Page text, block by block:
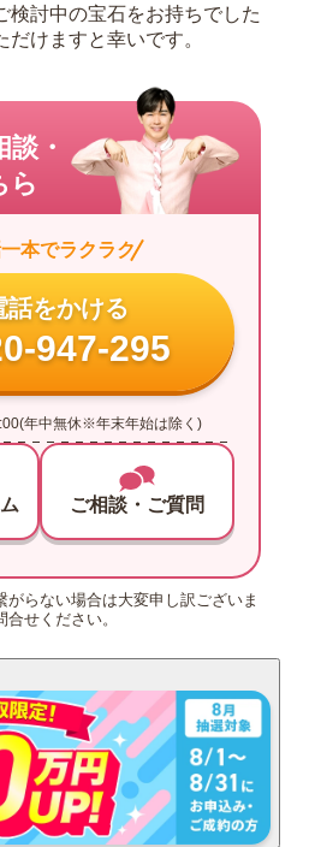
検討中の宝石をお持ちでした
けますと幸いです。
・
ら
本でラクラク
話をかける
947-295
年中無休※年末年始は除く)
ご相談・ご質問
がらない場合は大変申し訳ございま
せください。